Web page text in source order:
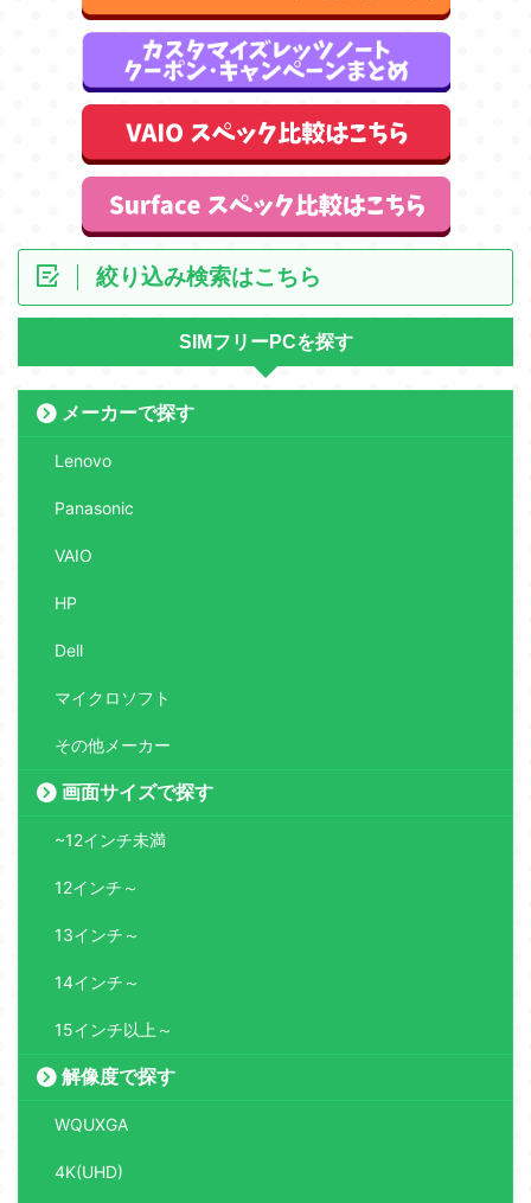
絞り込み検索はこちら
SIMフリーPCを探す
メーカーで探す
Lenovo
Panasonic
VAIO
HP
Dell
マイクロソフト
その他メーカー
画面サイズで探す
~12インチ未満
12インチ～
13インチ～
14インチ～
15インチ以上～
解像度で探す
WQUXGA
4K(UHD)